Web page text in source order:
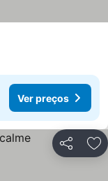
Ver preços
Partilhar